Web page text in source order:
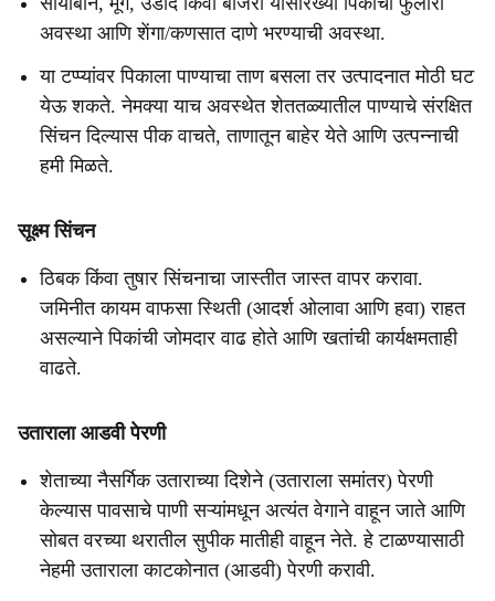
अवस्था आणि शेंगा/कणसात दाणे भरण्याची अवस्था.
या टप्प्यांवर पिकाला पाण्याचा ताण बसला तर उत्पादनात मोठी घट
येऊ शकते. नेमक्या याच अवस्थेत शेततळ्यातील पाण्याचे संरक्षित
सिंचन दिल्यास पीक वाचते, ताणातून बाहेर येते आणि उत्पन्नाची
हमी मिळते.
सूक्ष्म सिंचन
ठिबक किंवा तुषार सिंचनाचा जास्तीत जास्त वापर करावा.
जमिनीत कायम वाफसा स्थिती (आदर्श ओलावा आणि हवा) राहत
असल्याने पिकांची जोमदार वाढ होते आणि खतांची कार्यक्षमताही
वाढते.
उताराला आडवी पेरणी
शेताच्या नैसर्गिक उताराच्या दिशेने (उताराला समांतर) पेरणी
केल्यास पावसाचे पाणी सऱ्यांमधून अत्यंत वेगाने वाहून जाते आणि
सोबत वरच्या थरातील सुपीक मातीही वाहून नेते. हे टाळण्यासाठी
नेहमी उताराला काटकोनात (आडवी) पेरणी करावी.